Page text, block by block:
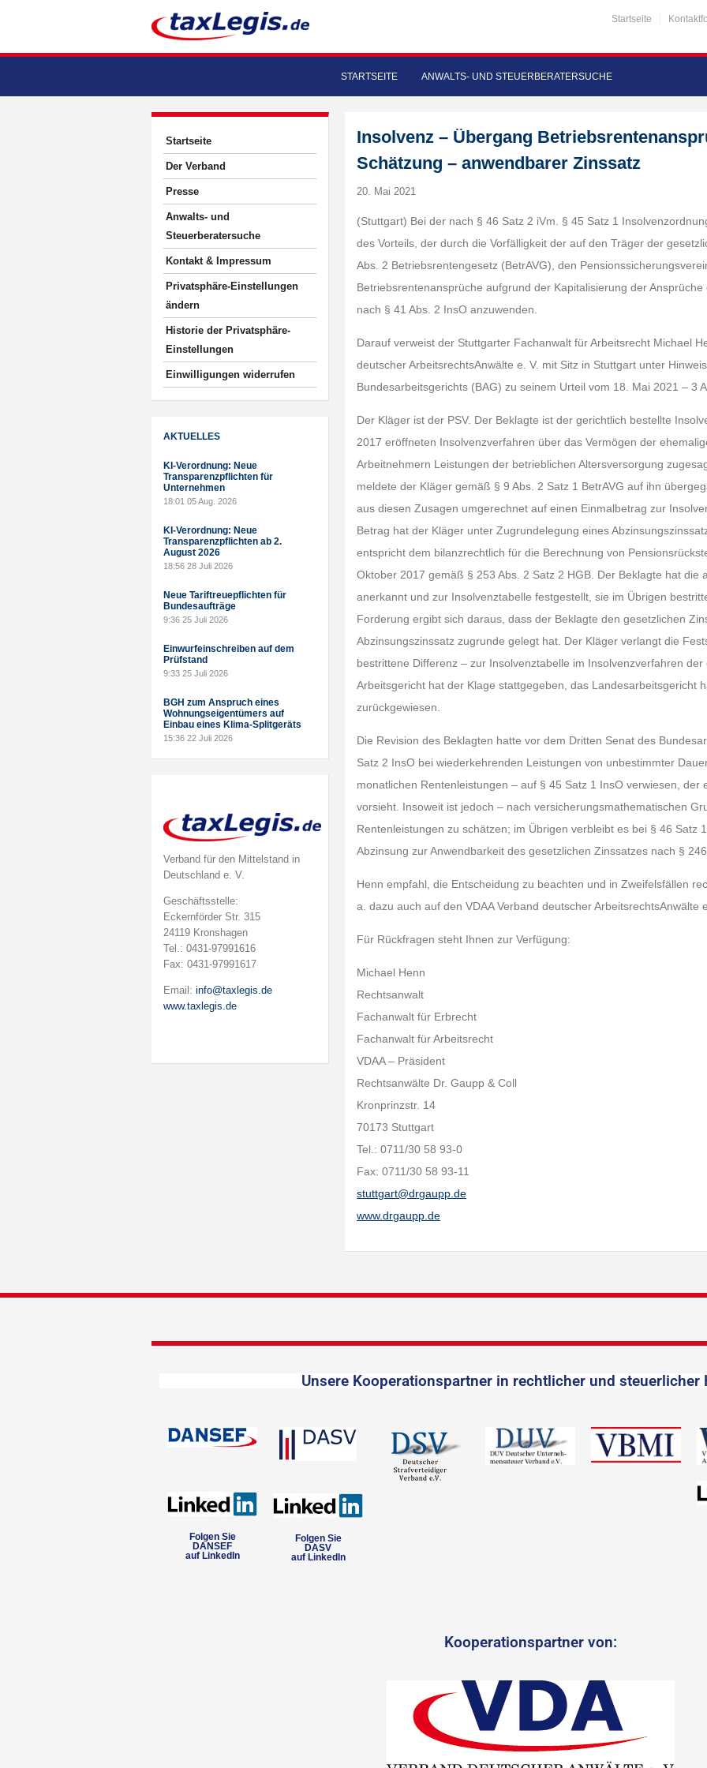
Startseite
STARTSEITE ANWALTS- UND STEUERBERATERSUCHE
Startseite
Der Verband
Presse
Anwalts- und
Steuerberatersuche
Kontakt & Impressum
Privatsphäre-Einstellungen
ändern
Historie der Privatsphäre-
Einstellungen
Einwilligungen widerrufen
AKTUELLES
KI-Verordnung: Neue
Transparenzpflichten für
Unternehmen
18:01 05 Aug. 2026
KI-Verordnung: Neue
Transparenzpflichten ab 2.
August 2026
18:56 28 Juli 2026
Neue Tariftreuepflichten für
Bundesaufträge
9:36 25 Juli 2026
Einwurfeinschreiben auf dem
Prüfstand
9:33 25 Juli 2026
BGH zum Anspruch eines
Wohnungseigentümers auf
Einbau eines Klima-Splitgeräts
15:36 22 Juli 2026
Verband für den Mittelstand in
Deutschland e. V.
Geschäftsstelle:
Eckernförder Str. 315
24119 Kronshagen
Tel.: 0431-97991616
Fax: 0431-97991617
Email: info@taxlegis.de
www.taxlegis.de
Insolvenz – Übergang
Schätzung – anwendbarer Zinssatz
20. Mai 2021
(Stuttgart) Bei der nach § 46 Satz 2 iVm. § 45 Satz 1
des Vorteils, der durch die Vorfälligkeit der auf den Träger der
Abs. 2 Betriebsrentengesetz (BetrAVG), den
Betriebsrentenansprüche aufgrund der Kapitalisierung der
nach § 41 Abs. 2 InsO anzuwenden.
Darauf verweist der Stuttgarter Fachanwalt für Arbeitsrecht Michael
deutscher ArbeitsrechtsAnwälte e. V. mit Sitz in Stuttgart unter
Bundesarbeitsgerichts (BAG) zu seinem Urteil vom 18. Mai 2021 – 3
Der Kläger ist der PSV. Der Beklagte ist der gerichtlich bestellte
2017 eröffneten Insolvenzverfahren über das Vermögen der
Arbeitnehmern Leistungen der betrieblichen Altersversorgung
meldete der Kläger gemäß § 9 Abs. 2 Satz 1 BetrAVG auf ihn
aus diesen Zusagen umgerechnet auf einen Einmalbetrag zur
Betrag hat der Kläger unter Zugrundelegung eines
entspricht dem bilanzrechtlich für die Berechnung von
Oktober 2017 gemäß § 253 Abs. 2 Satz 2 HGB. Der Beklagte hat die
anerkannt und zur Insolvenztabelle festgestellt, sie im Übrigen
Forderung ergibt sich daraus, dass der Beklagte den gesetzlichen
Abzinsungszinssatz zugrunde gelegt hat. Der Kläger verlangt die
bestrittene Differenz – zur Insolvenztabelle im Insolvenzverfahren
Arbeitsgericht hat der Klage stattgegeben, das Landesarbeitsgericht
zurückgewiesen.
Die Revision des Beklagten hatte vor dem Dritten Senat des
Satz 2 InsO bei wiederkehrenden Leistungen von unbestimmter
monatlichen Rentenleistungen – auf § 45 Satz 1 InsO verwiesen, der
vorsieht. Insoweit ist jedoch – nach versicherungsmathematischen
Rentenleistungen zu schätzen; im Übrigen verbleibt es bei § 46 Satz
Abzinsung zur Anwendbarkeit des gesetzlichen Zinssatzes nach § 246
Henn empfahl, die Entscheidung zu beachten und in Zweifelsfällen
a. dazu auch auf den VDAA Verband deutscher ArbeitsrechtsAnwälte
Für Rückfragen steht Ihnen zur Verfügung:
Michael Henn
Rechtsanwalt
Fachanwalt für Erbrecht
Fachanwalt für Arbeitsrecht
VDAA – Präsident
Rechtsanwälte Dr. Gaupp & Coll
Kronprinzstr. 14
70173 Stuttgart
Tel.: 0711/30 58 93-0
Fax: 0711/30 58 93-11
stuttgart@drgaupp.de
www.drgaupp.de
Unsere Kooperationspartner in rechtlicher und steuerlicher
Folgen Sie
DANSEF
auf LinkedIn
Folgen Sie
DASV
auf LinkedIn
Kooperationspartner von: